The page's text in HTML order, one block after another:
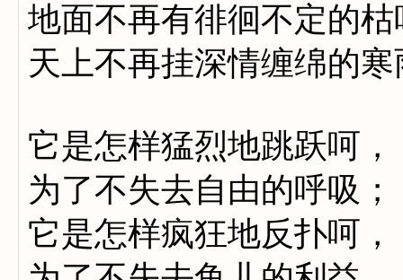
地面不再有徘徊不定的枯
天上不再挂深情缠绵的寒
它是怎样猛烈地跳跃呵，
为了不失去自由的呼吸；
它是怎样疯狂地反扑呵，